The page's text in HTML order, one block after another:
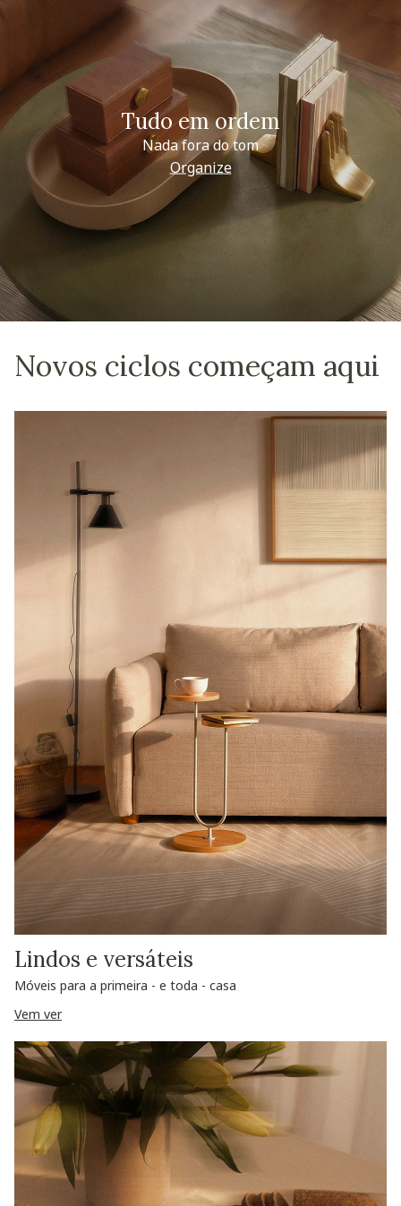
Tudo em ordem
Nada fora do tom
Organize
Novos ciclos começam aqui
Lindos e versáteis
Móveis para a primeira - e toda - casa
Vem ver